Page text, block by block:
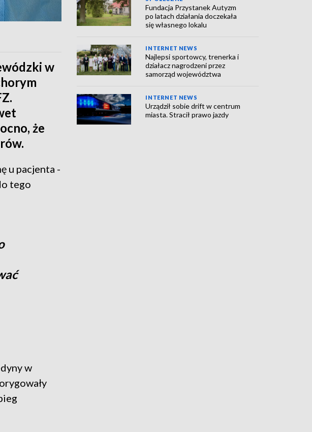
w
że
u pacjenta -
tego
w
Fundacja Przystanek Autyzm
po latach działania doczekała
się własnego lokalu
INTERNET NEWS
Najlepsi sportowcy, trenerka i
działacz nagrodzeni przez
samorząd województwa
INTERNET NEWS
Urządził sobie drift w centrum
miasta. Stracił prawo jazdy